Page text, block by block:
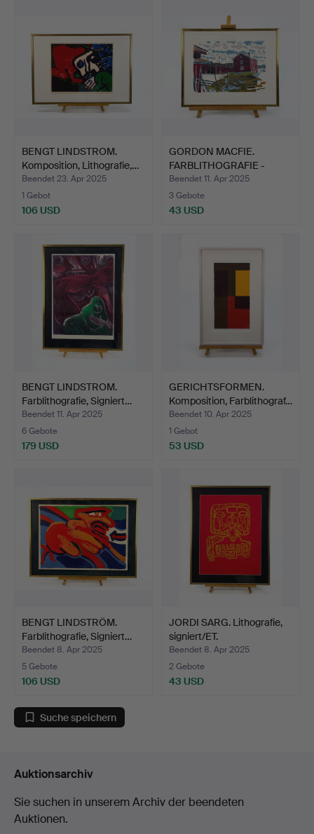
BENGT LINDSTROM.
Komposition, Lithografie,…
Beendet 23. Apr 2025
1 Gebot
106 USD
GORDON MACFIE.
FARBLITHOGRAFIE -
nummerier…
Beendet 11. Apr 2025
3 Gebote
43 USD
BENGT LINDSTROM.
Farblithografie, Signiert…
Beendet 11. Apr 2025
6 Gebote
179 USD
GERICHTSFORMEN.
Komposition, Farblithograf…
Beendet 10. Apr 2025
1 Gebot
53 USD
BENGT LINDSTRÖM.
Farblithografie, Signiert…
Beendet 8. Apr 2025
5 Gebote
106 USD
JORDI SARG. Lithografie,
signiert/ET.
Beendet 8. Apr 2025
2 Gebote
43 USD
Suche speichern
Auktionsarchiv
Sie suchen in unserem Archiv der beendeten
Auktionen.